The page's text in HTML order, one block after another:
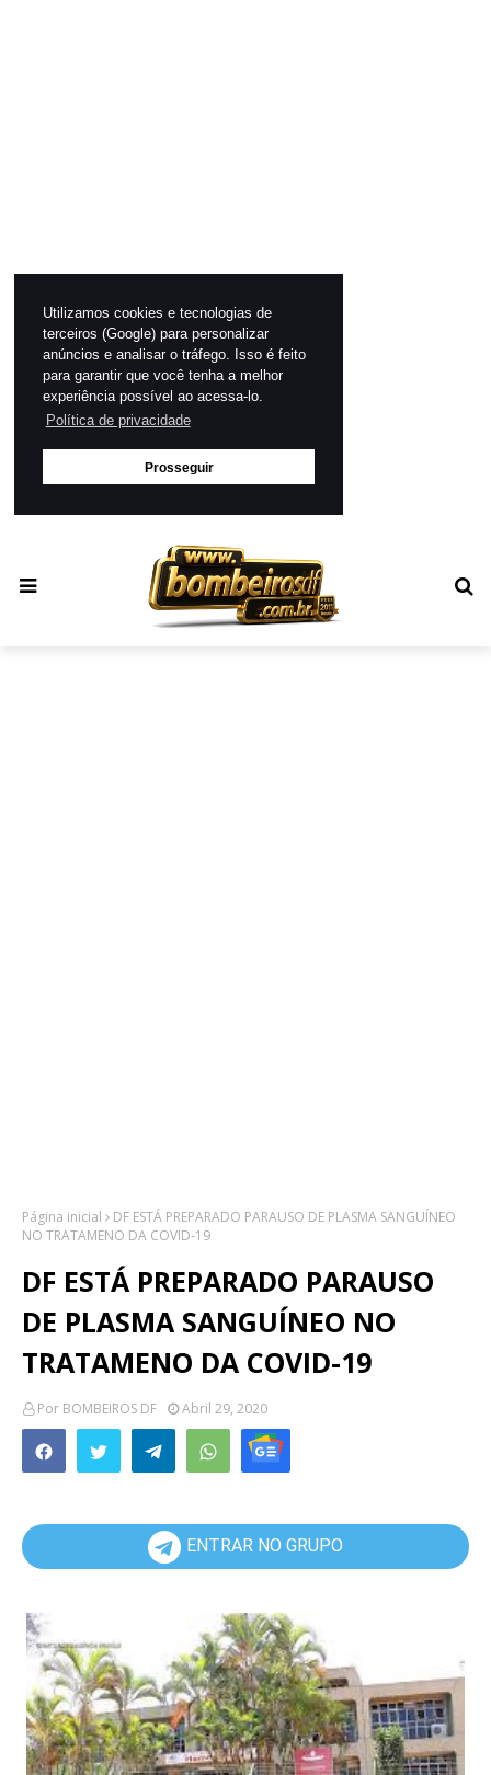
Utilizamos cookies e tecnologias de
terceiros (Google) para personalizar
anúncios e analisar o tráfego. Isso é feito
para garantir que você tenha a melhor
experiência possível ao acessa-lo.
Política de privacidade
Prosseguir
Página inicial
DF ESTÁ PREPARADO PARAUSO DE PLASMA SANGUÍNEO
NO TRATAMENO DA COVID-19
DF ESTÁ PREPARADO PARAUSO
DE PLASMA SANGUÍNEO NO
TRATAMENO DA COVID-19
Por BOMBEIROS DF Abril 29, 2020
ENTRAR NO GRUPO